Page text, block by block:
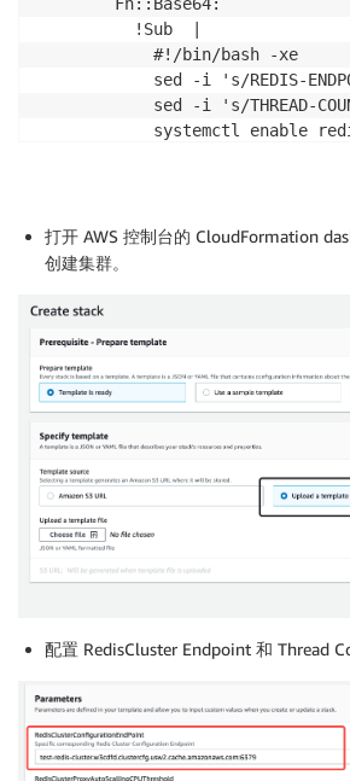
          !Sub  |
            #!/bin/bash -xe
sed -i 's/REDIS-
sed -i 's/THREAD-
systemctl enable
  RcpInstanceProfile:
    Properties:
-
    Properties:
AutoScalingGroupName:
PolicyType:
PredefinedMetricType:
TargetValue: !Ref
Type:
    Properties:
      HealthCheckEnabled: true
打开 AWS 控制台的 CloudFormation
创建集群。
配置 RedisCluster Endpoint 和 Thread